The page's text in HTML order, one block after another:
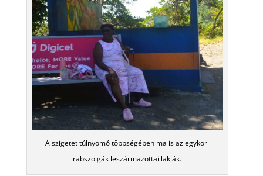
A szigetet túlnyomó többségében ma is az egykori
rabszolgák leszármazottai lakják.